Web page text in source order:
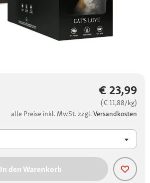
€ 23,99
(€ 11,88/kg)
alle Preise inkl. MwSt. zzgl.Versandkosten
In den Warenkorb